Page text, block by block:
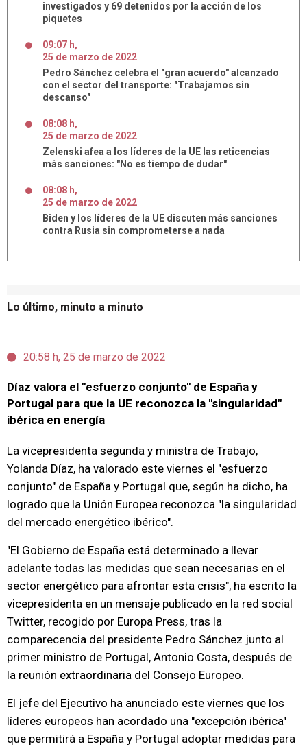
Lo último, minuto a minuto
20:58 h, 25 de marzo de 2022
Díaz valora el "esfuerzo conjunto" de España y
Portugal para que la UE reconozca la "singularidad"
ibérica en energía
La vicepresidenta segunda y ministra de Trabajo,
Yolanda Díaz, ha valorado este viernes el "esfuerzo
conjunto" de España y Portugal que, según ha dicho, ha
logrado que la Unión Europea reconozca "la singularidad
del mercado energético ibérico".
"El Gobierno de España está determinado a llevar
adelante todas las medidas que sean necesarias en el
sector energético para afrontar esta crisis", ha escrito la
vicepresidenta en un mensaje publicado en la red social
Twitter, recogido por Europa Press, tras la
comparecencia del presidente Pedro Sánchez junto al
primer ministro de Portugal, Antonio Costa, después de
la reunión extraordinaria del Consejo Europeo.
El jefe del Ejecutivo ha anunciado este viernes que los
líderes europeos han acordado una "excepción ibérica"
que permitirá a España y Portugal adoptar medidas para
investigados y 69 detenidos por la acción de los
piquetes
09:07 h,
25 de marzo de 2022
Pedro Sánchez celebra el "gran acuerdo" alcanzado
con el sector del transporte: "Trabajamos sin
descanso"
08:08 h,
25 de marzo de 2022
Zelenski afea a los líderes de la UE las reticencias
más sanciones: "No es tiempo de dudar"
08:08 h,
25 de marzo de 2022
Biden y los líderes de la UE discuten más sanciones
contra Rusia sin comprometerse a nada